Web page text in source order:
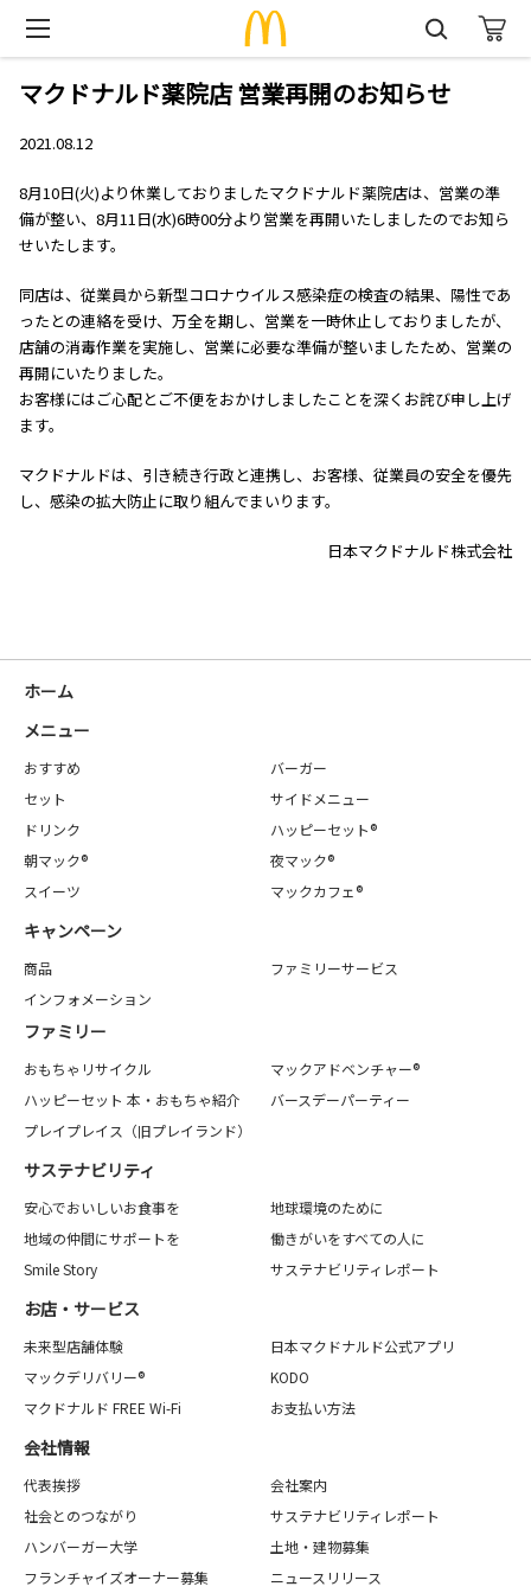
マクドナルド薬院店 営業再開のお知らせ
2021.08.12
8月10日(火)より休業しておりましたマクドナルド薬院店は、営業の準
備が整い、8月11日(水)6時00分より営業を再開いたしましたのでお知ら
せいたします。
同店は、従業員から新型コロナウイルス感染症の検査の結果、陽性であ
ったとの連絡を受け、万全を期し、営業を一時休止しておりましたが、
店舗の消毒作業を実施し、営業に必要な準備が整いましたため、営業の
再開にいたりました。
お客様にはご心配とご不便をおかけしましたことを深くお詫び申し上げ
ます。
マクドナルドは、引き続き行政と連携し、お客様、従業員の安全を優先
し、感染の拡大防止に取り組んでまいります。
日本マクドナルド株式会社
ホーム
メニュー
おすすめ
バーガー
セット
サイドメニュー
ドリンク
ハッピーセット®
朝マック®
夜マック®
スイーツ
マックカフェ®
キャンペーン
商品
ファミリーサービス
インフォメーション
ファミリー
おもちゃリサイクル
マックアドベンチャー®
ハッピーセット 本・おもちゃ紹介
バースデーパーティー
プレイプレイス（旧プレイランド）
サステナビリティ
安心でおいしいお食事を
地球環境のために
地域の仲間にサポートを
働きがいをすべての人に
Smile Story
サステナビリティレポート
お店・サービス
未来型店舗体験
日本マクドナルド公式アプリ
マックデリバリー®
KODO
マクドナルド FREE Wi-Fi
お支払い方法
会社情報
代表挨拶
会社案内
社会とのつながり
サステナビリティレポート
ハンバーガー大学
土地・建物募集
フランチャイズオーナー募集
ニュースリリース